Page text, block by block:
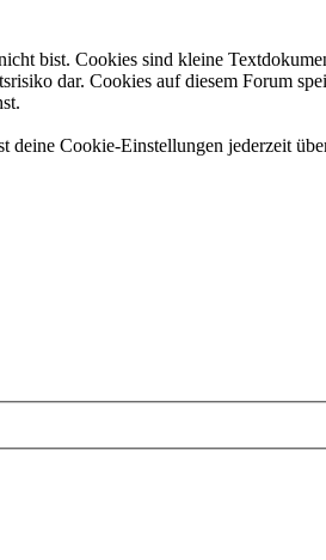
bist. Cookies sind kleine
dar. Cookies auf diesem Forum
deine Cookie-Einstellungen jederzeit